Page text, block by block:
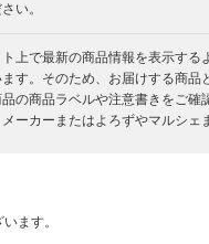
い。
上で最新の商品情報を表示す
す。そのため、お届けする商品
の商品ラベルや注意書きをご
ーカーまたはよろずやマルシェ
ます。